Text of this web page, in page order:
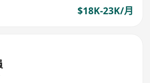
$18K-23K/月